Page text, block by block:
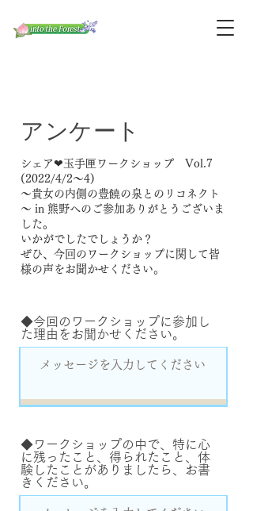
アンケート
シェア❤玉手匣ワークショップ Vol.7
(2022/4/2～4)
～貴女の内側の豊饒の泉とのリコネクト
～ in 熊野へのご参加ありがとうございま
した。
いかがでしたでしょうか？
ぜひ、今回のワークショップに関して皆
様の声をお聞かせください。
◆今回のワークショップに参加し
た理由をお聞かせください。
◆ワークショップの中で、特に心
に残ったこと、得られたこと、体
験したことがありましたら、お書
きください。